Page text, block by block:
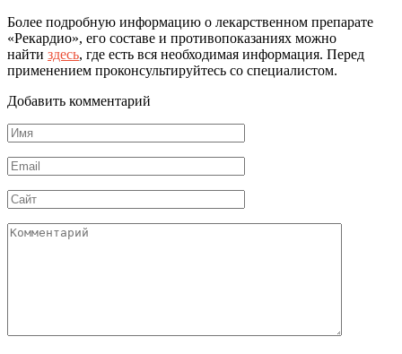
Более подробную информацию о лекарственном препарате
«Рекардио», его составе и противопоказаниях можно
найти здесь, где есть вся необходимая информация. Перед
применением проконсультируйтесь со специалистом.
Добавить комментарий
Имя
*
Email
*
Сайт
Комментарий